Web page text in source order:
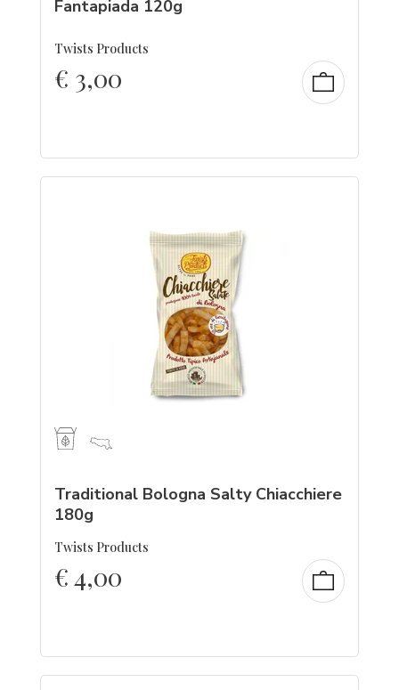
Fantapiada 120g
Twists Products
€ 3,00
Traditional Bologna Salty Chiacchiere
180g
Twists Products
€4,00